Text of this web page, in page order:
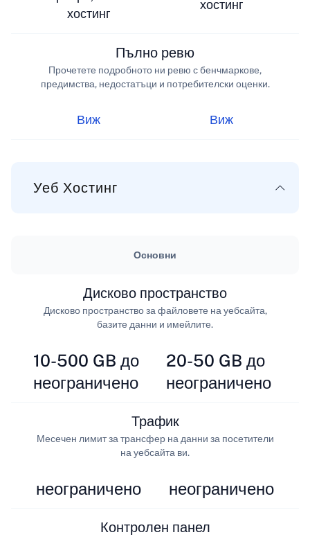
хостинг
хостинг
Виж
Пълно ревю
Прочетете подробното ни ревю с бенчмаркове,
предимства, недостатъци и потребителски оценки.
Виж
Уеб Хостинг
Основни
10-500 GB до
неограничено
Дисково пространство
Дисково пространство за файловете на уебсайта,
базите данни и имейлите.
20-50 GB до
неограничено
неограничено
Трафик
Месечен лимит за трансфер на данни за посетители
на уебсайта ви.
неограничено
Контролен панел